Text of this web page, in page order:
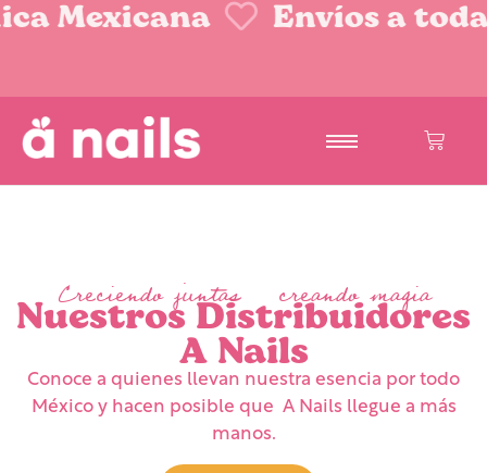
Envíos a toda
Creciendo juntas, creando magia
Nuestros Distribuidores
A Nails
Conoce a quienes llevan nuestra esencia por todo
México y hacen posible que A Nails llegue a más
manos.